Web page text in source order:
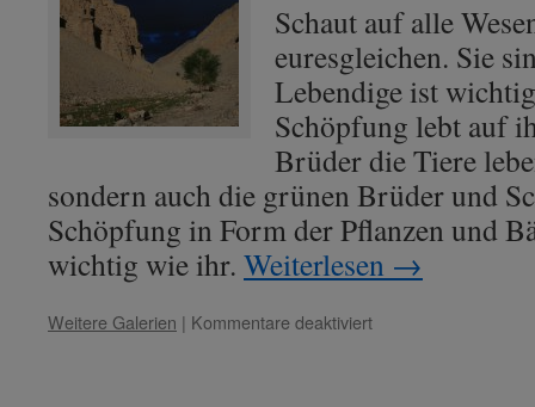
Schaut auf alle
euresgleichen. Sie
Lebendige ist
Schöpfung lebt auf
Brüder die Tiere
sondern auch die grünen Brüder und
Schöpfung in Form der Pflanzen und
wichtig wie ihr. Weiterlesen →
Weitere Galerien | Kommentare deaktiviertfür